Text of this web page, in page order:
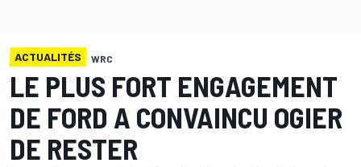
ACTUALITÉS WRC
LE PLUS FORT ENGAGEMENT
DE FORD A CONVAINCU OGIER
DE RESTER